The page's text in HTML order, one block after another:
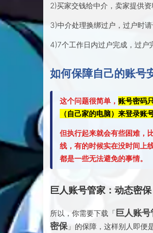
2)买家交钱给中介，卖家提供
3)中介处理换绑过户，过户时
4)7个工作日内过户完成，过户
如何保障自己的账号
这个问题很简单， 账号密码
（自己家的电脑）来登录账号
但执行起来就会有些困难，
线，有的时候实在没时间上
都是一些无法避免的事情。
巨人账号管家：动态密保
所以，你需要下载「巨人账号
密保 」的保障，这样别人即便